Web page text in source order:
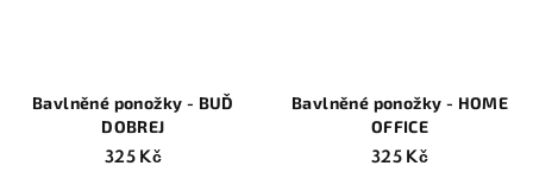
Bavlněné ponožky - BUĎ
DOBREJ
325 Kč
Bavlněné ponožky - HOME
OFFICE
325 Kč